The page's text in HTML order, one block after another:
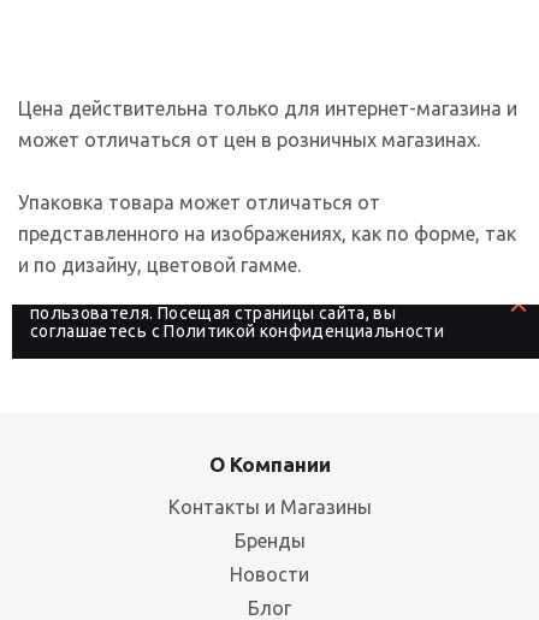
Цена действительна только для интернет-магазина и
может отличаться от цен в розничных магазинах.
Упаковка товара может отличаться от
представленного на изображениях, как по форме, так
и по дизайну, цветовой гамме.
На сайте используются файлы cookies, которые его
пользователя. Посещая страницы сайта, вы
соглашаетесь сПолитикой конфиденциальности
О Компании
Контакты и Магазины
Бренды
Новости
Блог